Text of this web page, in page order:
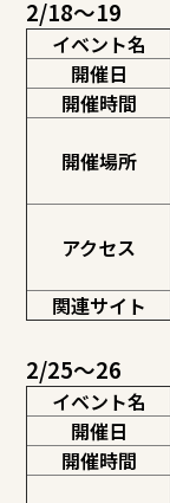
2/18～19
イベント名
開催日
開催時間
開催場所
アクセス
関連サイト
2/25～26
イベント名
開催日
開催時間